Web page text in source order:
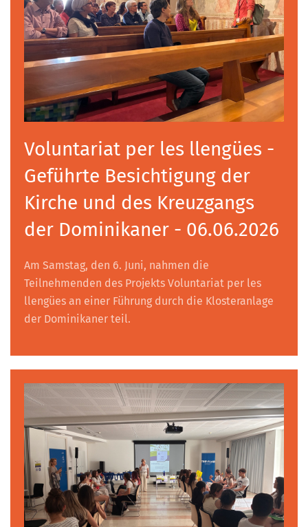
Voluntariat per les llengües -
Geführte Besichtigung der
Kirche und des Kreuzgangs
der Dominikaner - 06.06.2026
Am Samstag, den 6. Juni, nahmen die
Teilnehmenden des Projekts Voluntariat per les
llengües an einer Führung durch die Klosteranlage
der Dominikaner teil.